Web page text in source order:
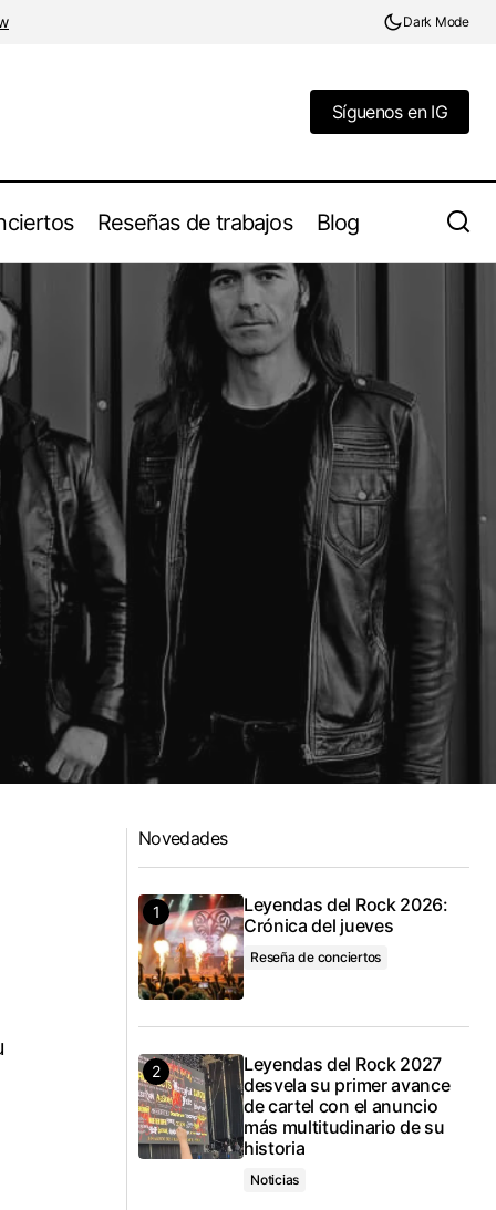
Dark Mode
Síguenos en IG
Reseñas de trabajos Blog
Inborn Suffering Resurge con "Pale Grey
Monochrome", su Álbum Más Ambicioso
Novedades
Leyendas del Rock 2026:
Crónica del jueves
Reseña de conciertos
Leyendas del Rock 2027
desvela su primer avance
de cartel con el anuncio
más multitudinario de su
historia
Noticias